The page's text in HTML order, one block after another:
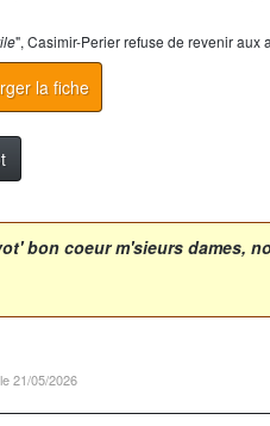
", Casimir-Perierrefuse de revenir aux
la fiche
21/05/2026